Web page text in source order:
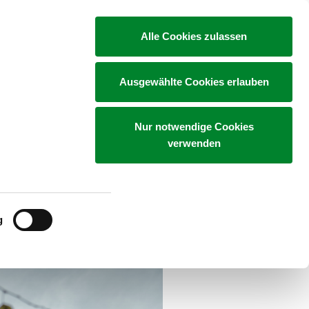
Alle Cookies zulassen
Ausgewählte Cookies erlauben
Nur notwendige Cookies
verwenden
Kunstsammlung
Video
Fassadengestaltung des